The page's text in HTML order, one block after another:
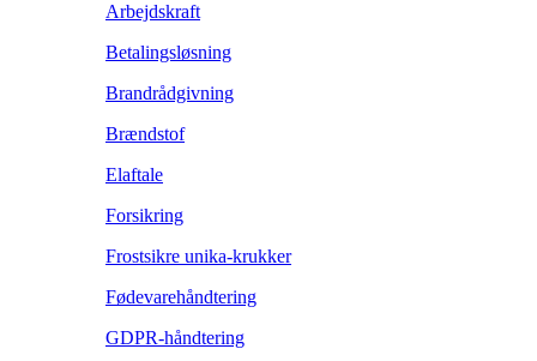
Arbejdskraft
Betalingsløsning
Brandrådgivning
Brændstof
Elaftale
Forsikring
Frostsikre unika-krukker
Fødevarehåndtering
GDPR-håndtering